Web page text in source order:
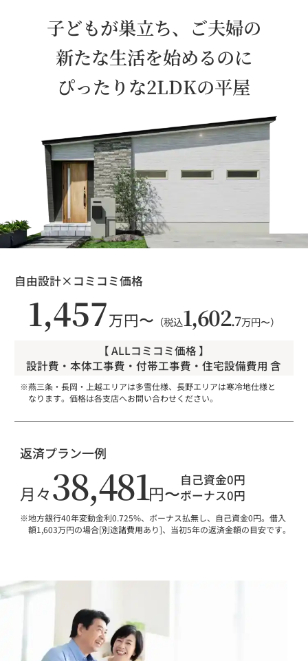
子どもが巣立ち、ご夫婦の
新たな生活を始めるのに
ぴったりな2LDKの平屋
自由設計×コミコミ価格
1,457万円〜 （税込1,602.7万円〜）
【 ALLコミコミ価格 】
設計費・本体工事費・付帯工事費・住宅設備費用 含
燕三条・長岡・上越エリアは多雪仕様、長野エリアは寒冷地仕様と
なります。価格は各支店へお問い合わせください。
返済プラン一例
月々38,481円〜
自己資金0円
ボーナス0円
地方銀行40年変動金利0.725%、ボーナス払無し、自己資金0円。借入
額1,603万円の場合[別途諸費用あり]、当初5年の返済金額の目安です。